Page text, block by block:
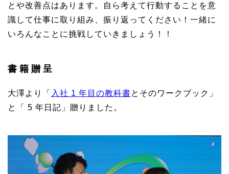
とや改善点はあります。自ら考えて行動することを意
識して仕事に取り組み、振り返ってください！一緒に
いろんなことに挑戦していきましょう！！
書籍贈呈
大澤より「 入社 1 年目の教科書とそのワークブック」
と「 5 年日記」贈りました。